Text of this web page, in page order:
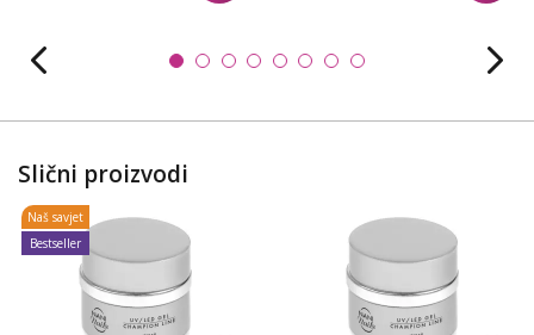
Slični proizvodi
Naš savjet
Bestseller